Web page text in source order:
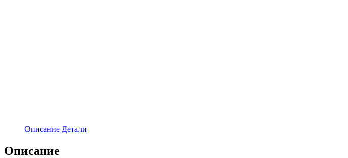
Описание Детали
Описание